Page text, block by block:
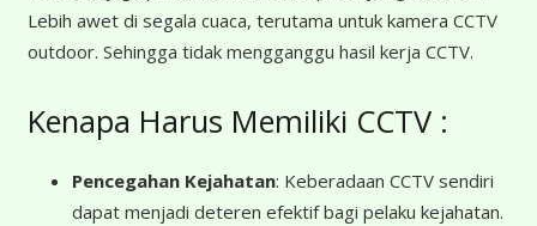
Lebih awet di segala cuaca, terutama untuk kamera CCTV
outdoor. Sehingga tidak mengganggu hasil kerja CCTV.
Kenapa Harus Memiliki CCTV :
Pencegahan Kejahatan: Keberadaan CCTV sendiri
dapat menjadi deteren efektif bagi pelaku kejahatan.